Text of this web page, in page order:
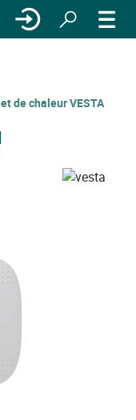
de chaleur VESTA